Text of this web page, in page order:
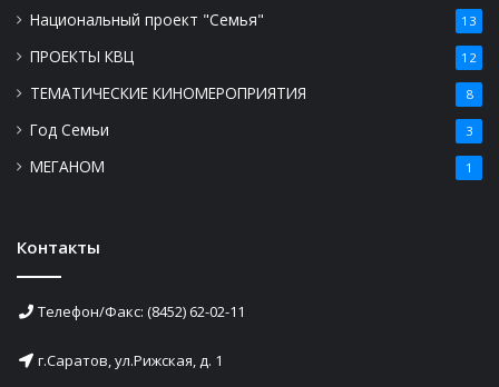
Национальный проект "Семья" 13
ПРОЕКТЫ КВЦ 12
ТЕМАТИЧЕСКИЕ КИНОМЕРОПРИЯТИЯ 8
Год Семьи 3
МЕГАНОМ 1
Контакты
Телефон/Факс: (8452) 62-02-11
г.Саратов, ул.Рижская, д. 1